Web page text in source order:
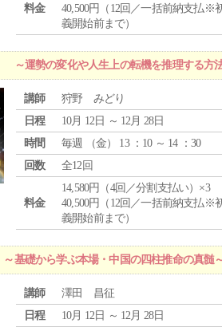
料金
40,500円（12回／一括前納支払※
義開始前まで）
～運勢の変化や人生上の転機を推理する方
講師
狩野 みどり
日程
10月 12日 ～ 12月 28日
時間
毎週 （金） 13 ：10 ～ 14 ：30
回数
全12回
料金
14,580円（4回／分割支払い）×3
40,500円（12回／一括前納支払※
義開始前まで）
基礎から学ぶ本場・中国の四柱推命の真髄
講師
澤田 昌征
日程
10月 12日 ～ 12月 28日